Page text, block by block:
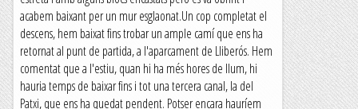
acabem baixant per un mur esglaonat.Un cop completat el
descens, hem baixat fins trobar un ample camí que ens ha
retornat al punt de partida, a l'aparcament de Lliberós. Hem
comentat que a l'estiu, quan hi ha més hores de llum, hi
hauria temps de baixar fins i tot una tercera canal, la del
Patxi, que ens ha quedat pendent. Potser encara hauríem